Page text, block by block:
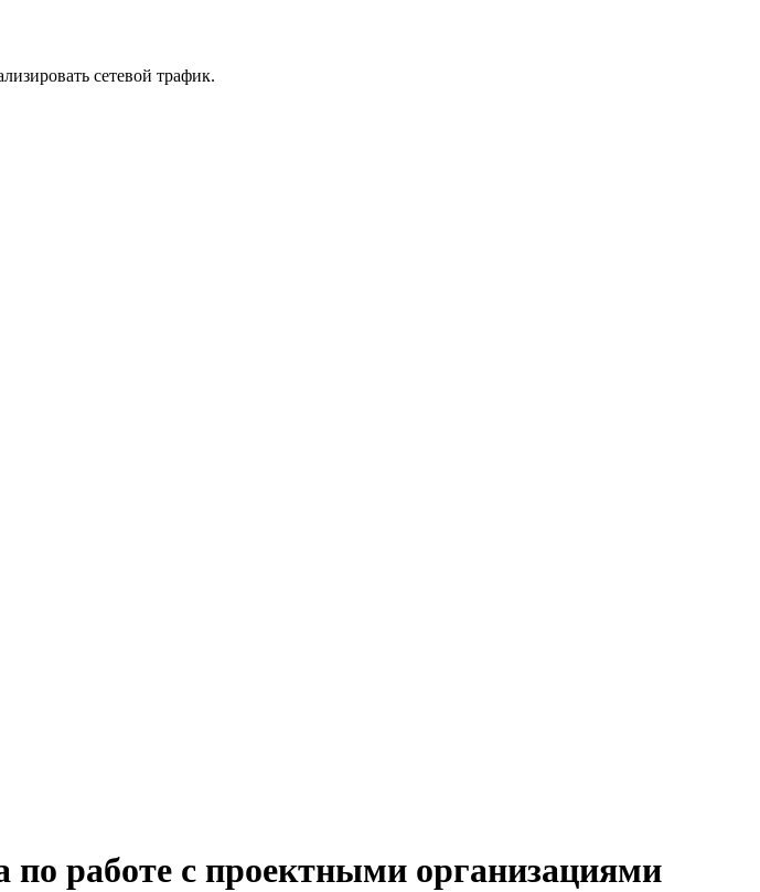
сетевой трафик.
по работе с проектными организациями